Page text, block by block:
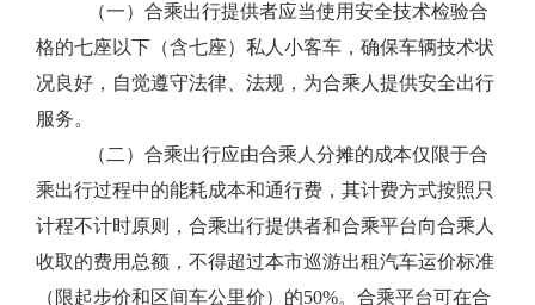
（一）合乘出行提供者应当使用安全技术检验合
格的七座以下（含七座）私人小客车，确保车辆技术状
况良好，自觉遵守法律、法规，为合乘人提供安全出行
服务。
（二）合乘出行应由合乘 人 分摊的成本仅限于合
乘出行过程中的能耗成本和通行费，其计费方式按照只
计程不计时原则，合乘出行提供者和合乘平台向合乘 人
收取的费用总额，不得超过本市巡游出租汽车运价标准
（限起步价和区间车公里价）的50%。合乘平台可在合